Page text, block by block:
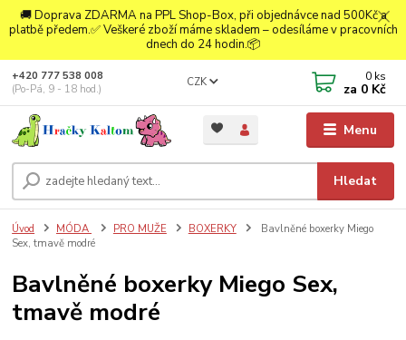
🚚 Doprava ZDARMA na PPL Shop-Box, při objednávce nad 500Kč a
platbě předem.✅ Veškeré zboží máme skladem – odesíláme v pracovních
dnech do 24 hodin.📦
Menu
CZK
Hledat
+420 777 538 008
(Po-Pá, 9 - 18 hod.)
0 ks
za 0 Kč
Úvod MÓDA PRO MUŽE BOXERKY
Bavlněné boxerky Miego
Sex, tmavě modré
Bavlněné boxerky Miego Sex,
tmavě modré